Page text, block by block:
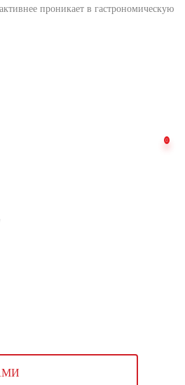
проникает в гастрономическую